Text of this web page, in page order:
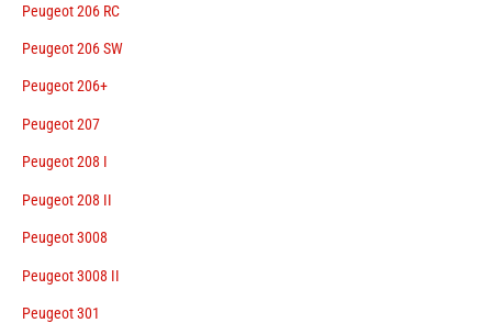
Peugeot 206 RC
Peugeot 206 SW
Peugeot 206+
Peugeot 207
Peugeot 208 I
Peugeot 208 II
Peugeot 3008
Peugeot 3008 II
Peugeot 301